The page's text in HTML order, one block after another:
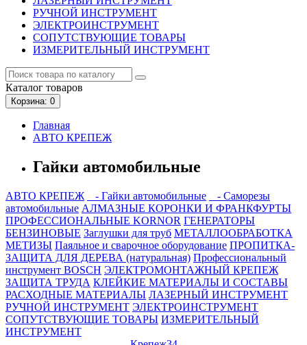
РУЧНОЙ ИНСТРУМЕНТ
ЭЛЕКТРОИНСТРУМЕНТ
СОПУТСТВУЮЩИЕ ТОВАРЫ
ИЗМЕРИТЕЛЬНЫЙ ИНСТРУМЕНТ
Каталог товаров
Корзина: 0
Главная
АВТО КРЕПЕЖ
Гайки автомобильные
АВТО КРЕПЕЖ - Гайки автомобильные
- Саморезы
автомобильные АЛМАЗНЫЕ КОРОНКИ И ФРАНКФУРТЫ
ПРОФЕССИОНАЛЬНЫЕ KORNOR ГЕНЕРАТОРЫ
БЕНЗИНОВЫЕ Заглушки для труб МЕТАЛЛООБРАБОТКА
МЕТИЗЫ Паяльное и сварочное оборудование ПРОПИТКА-
ЗАЩИТА ДЛЯ ДЕРЕВА (натуральная) Профессиональный
инструмент BOSCH ЭЛЕКТРОМОНТАЖНЫЙ КРЕПЕЖ
ЗАЩИТА ТРУДА КЛЕЙКИЕ МАТЕРИАЛЫ И СОСТАВЫ
РАСХОДНЫЕ МАТЕРИАЛЫ ЛАЗЕРНЫЙ ИНСТРУМЕНТ
РУЧНОЙ ИНСТРУМЕНТ ЭЛЕКТРОИНСТРУМЕНТ
СОПУТСТВУЮЩИЕ ТОВАРЫ ИЗМЕРИТЕЛЬНЫЙ
ИНСТРУМЕНТ